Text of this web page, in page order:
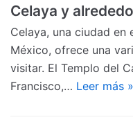
Celaya y
Celaya, una ciudad en
México, ofrece una
visitar. El Templo del
Francisco,… Leer más »